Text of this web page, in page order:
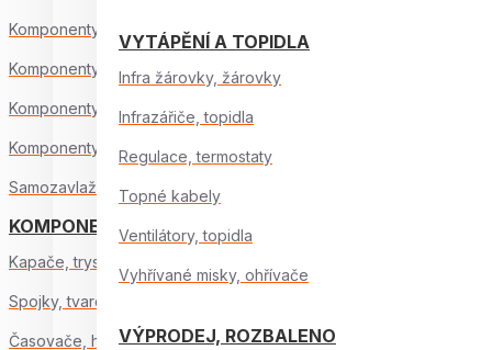
VYTÁPĚNÍ A TOPIDLA
Infra žárovky, žárovky
Infrazářiče, topidla
Regulace, termostaty
Topné kabely
Ventilátory, topidla
Vyhřívané misky, ohřívače
VÝPRODEJ, ROZBALENO
Komponenty pro závlahu 4/6 mm
Komponenty pro závlahu 9/12 mm
Komponenty pro závlahu 12/16 mm
Komponenty pro závlahu 16/22 mm
Samozavlažování
KOMPONENTY ZÁVLAHY
Kapače, trysky
Spojky, tvarovky
Časovače, hodiny